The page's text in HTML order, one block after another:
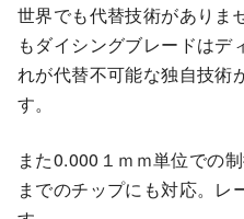
世界でも代替技術がありま
もダイシングブレードはデ
れが代替不可能な独自技術
す。
また0.000１ｍｍ単位での
までのチップにも対応。レ